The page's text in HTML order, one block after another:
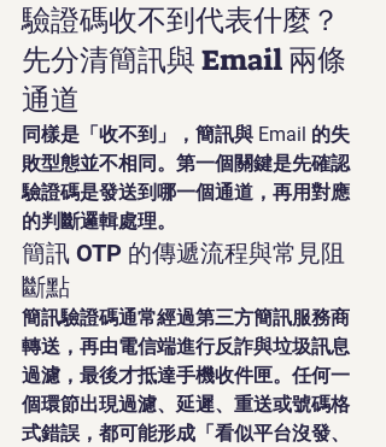
驗證碼收不到代表什麼？
先分清簡訊與 Email 兩條
通道
同樣是「收不到」，簡訊與 Email 的失
敗型態並不相同。第一個關鍵是先確認
驗證碼是發送到哪一個通道，再用對應
的判斷邏輯處理。
簡訊 OTP 的傳遞流程與常見阻
斷點
簡訊驗證碼通常經過第三方簡訊服務商
轉送，再由電信端進行反詐與垃圾訊息
過濾，最後才抵達手機收件匣。任何一
個環節出現過濾、延遲、重送或號碼格
式錯誤，都可能形成「看似平台沒發、